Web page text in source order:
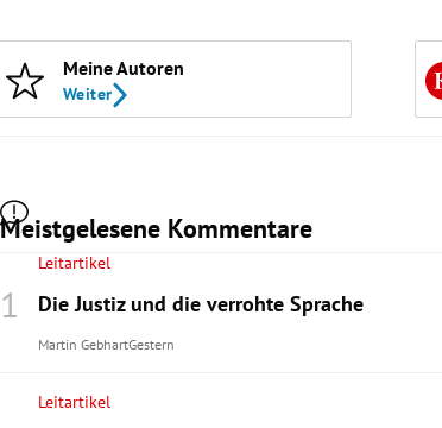
Meine Autoren
Weiter
Meistgelesene Kommentare
Leitartikel
Die Justiz und die verrohte Sprache
Martin GebhartGestern
Leitartikel